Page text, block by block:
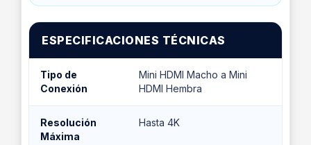
ESPECIFICACIONES TÉCNICAS
Tipo de
Conexión
Mini HDMI Macho a Mini
HDMI Hembra
Resolución
Máxima
Hasta 4K